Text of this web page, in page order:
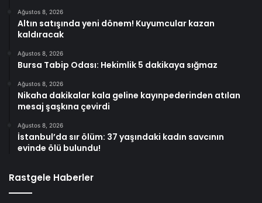
Ağustos 8, 2026
Altın satışında yeni dönem! Kuyumcular kazan
kaldıracak
Ağustos 8, 2026
Bursa Tabip Odası: Hekimlik 5 dakikaya sığmaz
Ağustos 8, 2026
Nikaha dakikalar kala geline kayınpederinden atılan
mesaj şaşkına çevirdi
Ağustos 8, 2026
İstanbul’da sır ölüm: 37 yaşındaki kadın savcının
evinde ölü bulundu!
Rastgele Haberler